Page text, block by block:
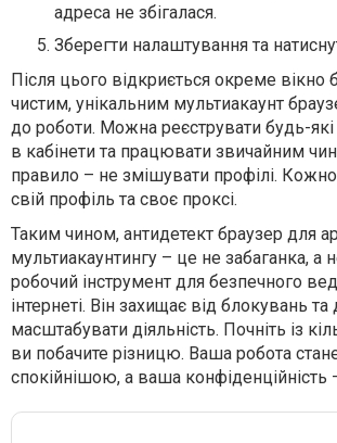
адреса не збігалася.
Зберегти налаштування та
Після цього відкриється окреме вікно
чистим, унікальним мультиакаунт
до роботи. Можна реєструвати будь-які
в кабінети та працювати звичайним
правило – не змішувати профілі.
свій профіль та своє проксі.
Таким чином, антидетект браузер для
мультиакаунтингу – це не забаганка, а
робочий інструмент для безпечного
інтернеті. Він захищає від блокувань
масштабувати діяльність. Почніть із
ви побачите різницю. Ваша робота
спокійнішою, а ваша конфіденційність